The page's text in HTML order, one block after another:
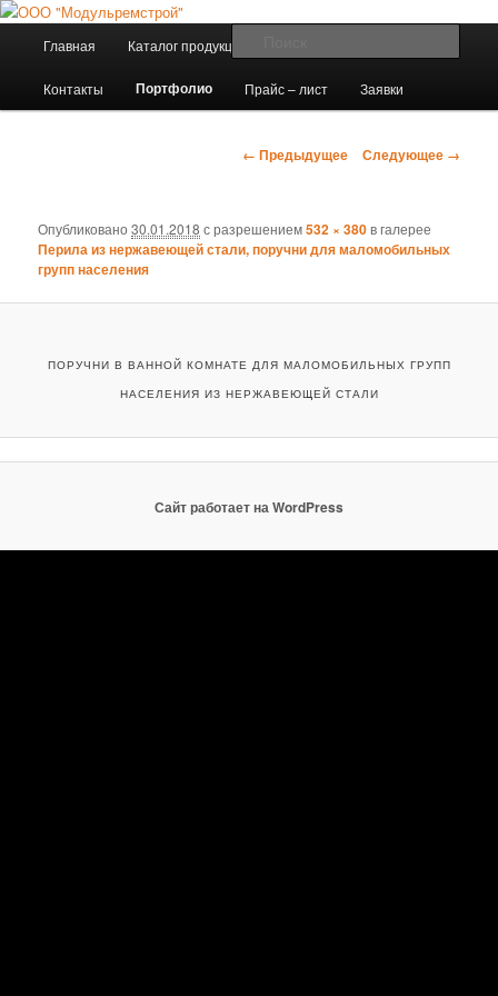
ООО "Модульремстрой"
Изготовление металлоконструкций в Вологде
Перейти
к
Главная Каталог продукции
Контакты Портфолио Прайс – лист Заявки
Навигация
← Предыдущее Следующее →
Опубликовано30.01.2018 с разрешением532 × 380в галерее
Перила из нержавеющей стали, поручни для маломобильных
групп населения
ПОРУЧНИ В ВАННОЙ КОМНАТЕ ДЛЯ МАЛОМОБИЛЬНЫХ ГРУПП
НАСЕЛЕНИЯ ИЗ НЕРЖАВЕЮЩЕЙ СТАЛИ
Сайт работает на WordPress